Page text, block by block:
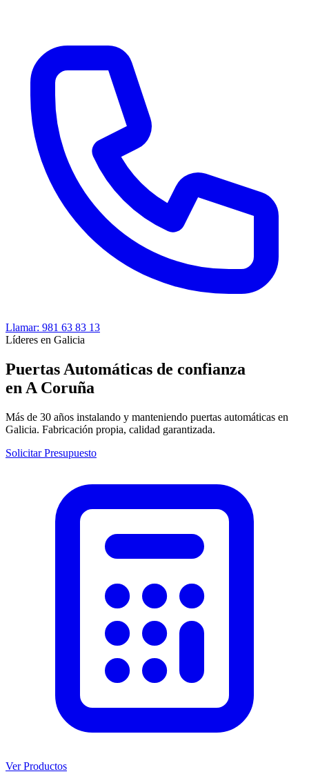
Llamar: 981 63 83 13
Líderes en Galicia
Puertas Automáticas de confianza
en A Coruña
Más de 30 años instalando y manteniendo puertas automáticas en
Galicia. Fabricación propia, calidad garantizada.
Solicitar Presupuesto
Ver Productos